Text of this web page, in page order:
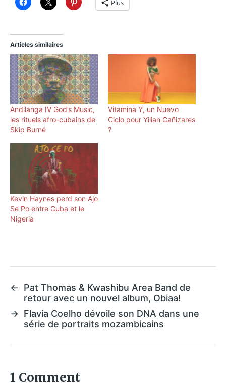
Plus
Articles similaires
Andilanga IV God’s Music,
les rituels afro-cubains de
Skip Burné
Vitamina Y, un Nuevo
Ciclo pour Yilian Cañizares
?
Kevin Haynes perd son Ajo
Se Po entre Cuba et le
Nigeria
←
Pat Thomas & Kwashibu Area Band de
retour avec un nouvel album, Obiaa!
→ Flavia Coelho dévoile son DNA dans une
série de portraits mozambicains
1 Comment